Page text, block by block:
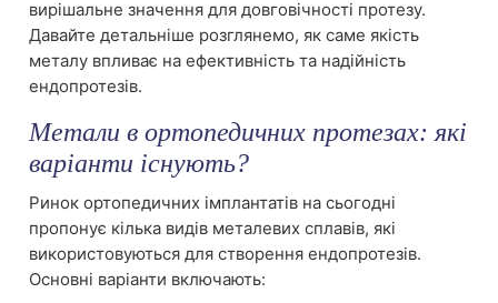
вирішальне значення для довговічності протезу.
Давайте детальніше розглянемо, як саме якість
металу впливає на ефективність та надійність
ендопротезів.
Метали в ортопедичних протезах: які
варіанти існують?
Ринок ортопедичних імплантатів на сьогодні
пропонує кілька видів металевих сплавів, які
використовуються для створення ендопротезів.
Основні варіанти включають: